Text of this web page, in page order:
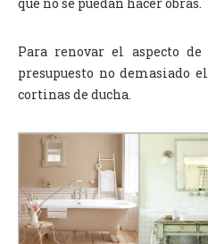
Para renovar el aspecto
presupuesto no demasiado
cortinas de ducha.